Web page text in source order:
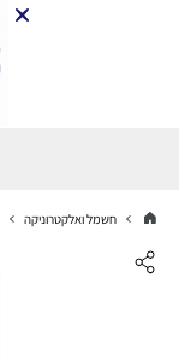
חשמל ואלקטרוניקה